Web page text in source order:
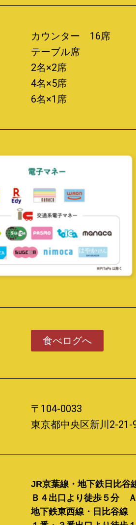
カウンター 16席
テーブル席
2名×2席
4名×5席
6名×1席
食べログへ
〒104-0033
東京都中央区新川2-
JR京葉線・地下鉄日比
Ｂ４出口より徒歩５分
地下鉄東西線・日比谷線